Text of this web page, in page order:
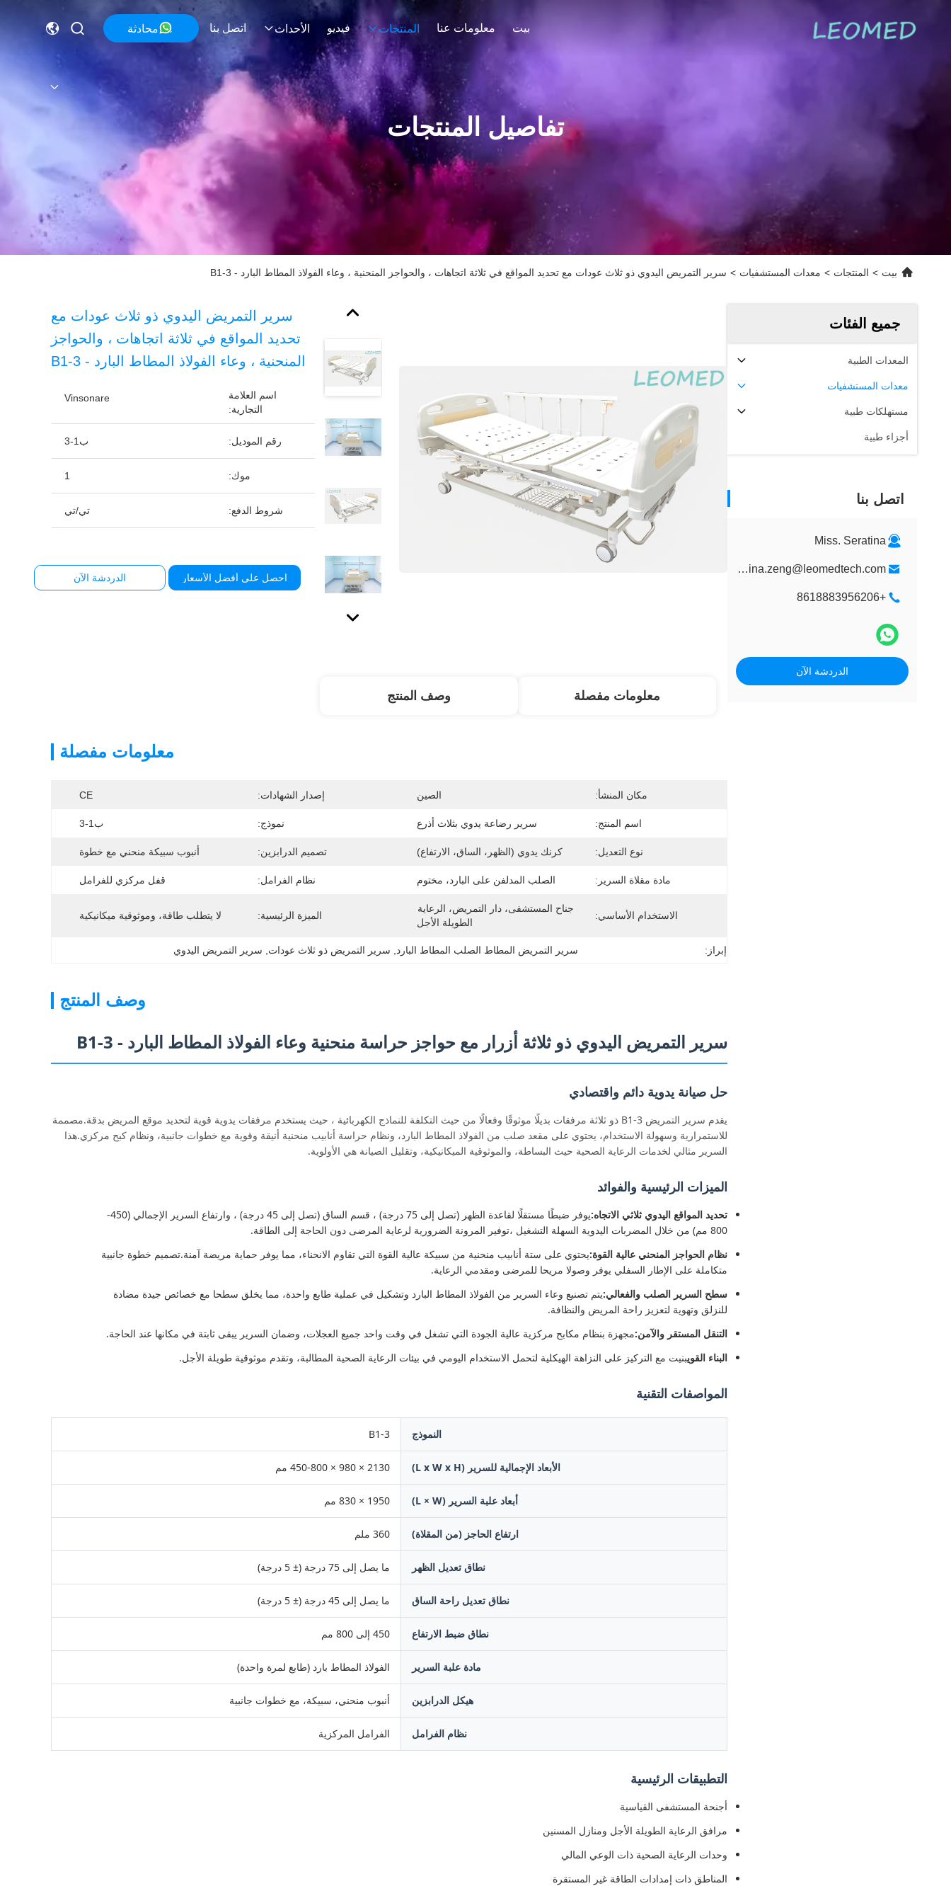
بيت معلومات عنا المنتجات فيديو الأحداث اتصل بنا محادثة
تفاصيل المنتجات
بيت > المنتجات > معدات المستشفيات > سرير التمريض اليدوي ذو ثلاث عودات مع تحديد المواقع في ثلاثة اتجاهات ، والحواجز المنحنية ، وعاء الفولاذ المطاط البارد - B1-3
جميع الفئات
المعدات الطبية
معدات المستشفيات
مستهلكات طبية
أجزاء طبية
اتصل بنا
Miss. Seratina
seratina.zeng@leomedtech.com
+8618883956206
الدردشة الآن
سرير التمريض اليدوي ذو ثلاث عودات مع
تحديد المواقع في ثلاثة اتجاهات ، والحواجز
المنحنية ، وعاء الفولاذ المطاط البارد - B1-3
اسم العلامة
التجارية:
Vinsonare
رقم الموديل: ب1-3
موك: 1
شروط الدفع: تي/تي
احصل على أفضل الأسعار الدردشة الآن
معلومات مفصلة وصف المنتج
معلومات مفصلة
مكان المنشأ: الصين إصدار الشهادات: CE
اسم المنتج: سرير رضاعة يدوي بثلاث أذرع نموذج: ب1-3
نوع التعديل: كرنك يدوي (الظهر، الساق، الارتفاع) تصميم الدرابزين: أنبوب سبيكة منحني مع خطوة
مادة مقلاة السرير: الصلب المدلفن على البارد، مختوم نظام الفرامل: قفل مركزي للفرامل
الاستخدام الأساسي:
الطويلة الأجل
الميزة الرئيسية: لا يتطلب طاقة، وموثوقية ميكانيكية
إبراز: سرير التمريض المطاط الصلب المطاط البارد سرير التمريض ذو ثلاث عودات سرير التمريض اليدوي
وصف المنتج
سرير التمريض اليدوي ذو ثلاثة أزرار مع حواجز حراسة منحنية وعاء الفولاذ المطاط البارد - B1-3
حل صيانة يدوية دائم واقتصادي
يقدم سرير التمريض B1-3 ذو ثلاثة مرفقات بديلًا موثوقًا وفعالًا من حيث التكلفة للنماذج الكهربائية ، حيث يستخدم مرفقات يدوية قوية لتحديد موقع المريض بدقة.مصممة
للاستمرارية وسهولة الاستخدام، يحتوي على مقعد صلب من الفولاذ المطاط البارد، ونظام حراسة أنابيب منحنية أنيقة وقوية مع خطوات جانبية، ونظام كبح مركزي.هذا
السرير مثالي لخدمات الرعاية الصحية حيث البساطة، والموثوقية الميكانيكية، وتقليل الصيانة هي الأولوية.
الميزات الرئيسية والفوائد
تحديد المواقع اليدوي ثلاثي الاتجاه:
يوفر ضبطًا مستقلًا لقاعدة الظهر (تصل إلى 75 درجة) ، قسم الساق (تصل إلى 45 درجة) ، وارتفاع السرير الإجمالي (450-
800 مم) من خلال المضربات اليدوية السهلة التشغيل ،توفير المرونة الضرورية لرعاية المرضى دون الحاجة إلى الطاقة.
نظام الحواجز المنحني عالية القوة:يحتوي على ستة أنابيب منحنية من سبيكة عالية القوة التي تقاوم الانحناء، مما يوفر حماية مريضة آمنة.تصميم خطوة جانبية
متكاملة على الإطار السفلي يوفر وصولا مريحا للمرضى ومقدمي الرعاية.
سطح السرير الصلب والفعالي:يتم تصنيع وعاء السرير من الفولاذ المطاط البارد وتشكيل في عملية طابع واحدة، مما يخلق سطحا مع خصائص جيدة مضادة
للنزلق وتهوية لتعزيز راحة المريض والنظافة.
التنقل المستقر والآمن:مجهزة بنظام مكابح مركزية عالية الجودة التي تشغل في وقت واحد جميع العجلات، وضمان السرير يبقى ثابتة في مكانها عند الحاجة.
البناء القويبنيت مع التركيز على النزاهة الهيكلية لتحمل الاستخدام اليومي في بيئات الرعاية الصحية المطالبة، وتقدم موثوقية طويلة الأجل.
المواصفات التقنية
النموذج B1-3
الأبعاد الإجمالية للسرير (L x W x H) 2130 × 980 × 450-800 مم
أبعاد علبة السرير (L × W) 1950 × 830 مم
ارتفاع الحاجز (من المقلاة) 360 ملم
نطاق تعديل الظهر ما يصل إلى 75 درجة (± 5 درجة)
نطاق تعديل راحة الساق ما يصل إلى 45 درجة (± 5 درجة)
نطاق ضبط الارتفاع 450 إلى 800 مم
مادة علبة السرير الفولاذ المطاط بارد (طابع لمرة واحدة)
هيكل الدرابزين أنبوب منحني، سبيكة، مع خطوات جانبية
نظام الفرامل الفرامل المركزية
التطبيقات الرئيسية
أجنحة المستشفى القياسية
مرافق الرعاية الطويلة الأجل ومنازل المسنين
وحدات الرعاية الصحية ذات الوعي المالي
المناطق ذات إمدادات الطاقة غير المستقرة